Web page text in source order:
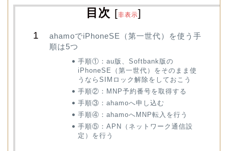
目次 [非表示]
ahamoでiPhoneSE（第一世代）を使う手
順は5つ
手順①：au版、Softbank版の
iPhoneSE（第一世代）をそのまま使
うならSIMロック解除をしておこう
手順②：MNP予約番号を取得する
手順③：ahamoへ申し込む
手順④：ahamoへMNP転入を行う
手順⑤：APN（ネットワーク通信設
定）を行う